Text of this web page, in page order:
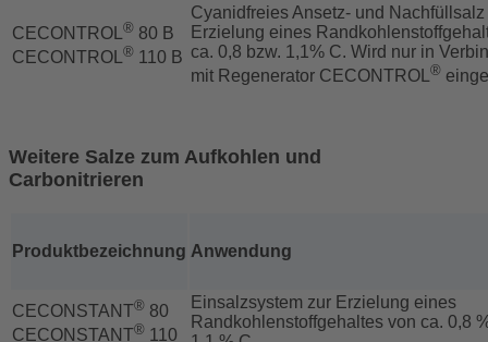
CECONTROL® 80 B
CECONTROL® 110 B
Cyanidfreies Ansetz- und Nachfüllsalz
Erzielung eines
ca. 0,8 bzw. 1,1% C. Wird nur in
mit Regenerator CECONTROL®
Weitere Salze zum Aufkohlen und
Carbonitrieren
Produktbezeichnung Anwendung
CECONSTANT ® 80
CECONSTANT ® 110
Einsalzsystem zur Erzielung eines
Randkohlenstoffgehaltes von ca. 0,8